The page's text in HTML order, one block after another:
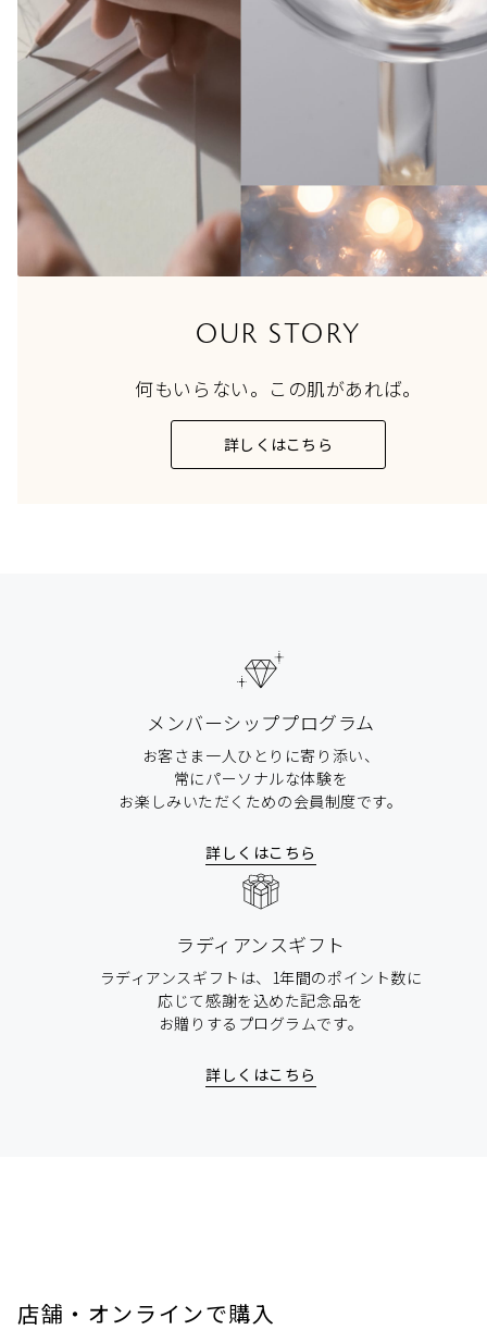
OUR STORY
何もいらない。この肌があれば。
詳しくはこちら
メンバーシッププログラム
お客さま一人ひとりに寄り添い、
常にパーソナルな体験を
お楽しみいただくための会員制度です。
詳しくはこちら
ラディアンスギフト
ラディアンスギフトは、1年間のポイント数に
応じて感謝を込めた記念品を
お贈りするプログラムです。
詳しくはこちら
店舗・オンラインで購入